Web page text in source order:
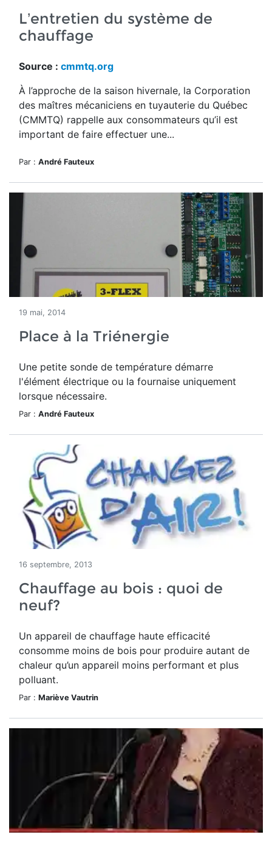
L’entretien du système de
chauffage
Source : cmmtq.org
À l’approche de la saison hivernale, la Corporation
des maîtres mécaniciens en tuyauterie du Québec
(CMMTQ) rappelle aux consommateurs qu’il est
important de faire effectuer une...
Par : André Fauteux
19 mai, 2014
Place à la Triénergie
Une petite sonde de température démarre
l'élément électrique ou la fournaise uniquement
lorsque nécessaire.
Par : André Fauteux
16 septembre, 2013
Chauffage au bois : quoi de
neuf?
Un appareil de chauffage haute efficacité
consomme moins de bois pour produire autant de
chaleur qu’un appareil moins performant et plus
polluant.
Par : Mariève Vautrin